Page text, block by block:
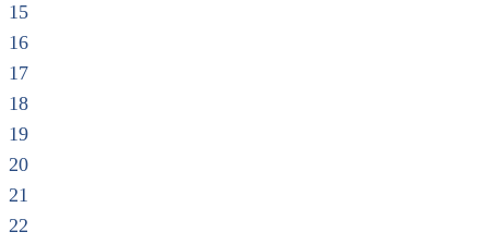
15
16
17
18
19
20
21
22